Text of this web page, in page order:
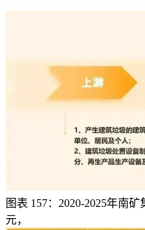
图表 157：2020-2025年南
元，